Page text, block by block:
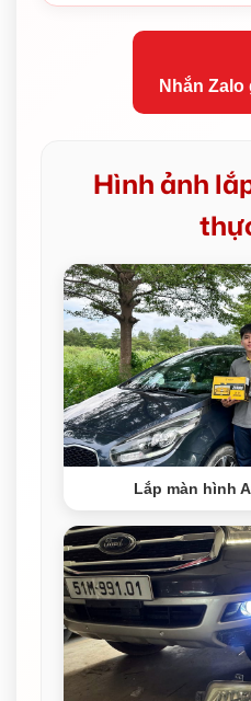
Nhắn
Hình ảnh
Lắp màn hình